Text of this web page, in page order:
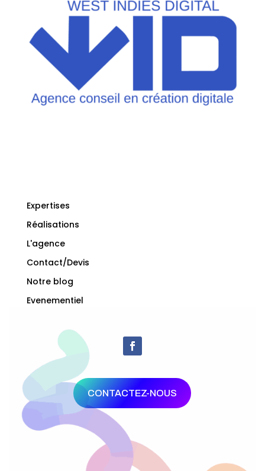
Expertises
Réalisations
L'agence
Contact/Devis
Notre blog
Evenementiel
CONTACTEZ-NOUS